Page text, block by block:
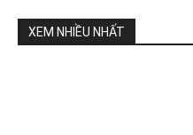
XEM NHIỀU NHẤT